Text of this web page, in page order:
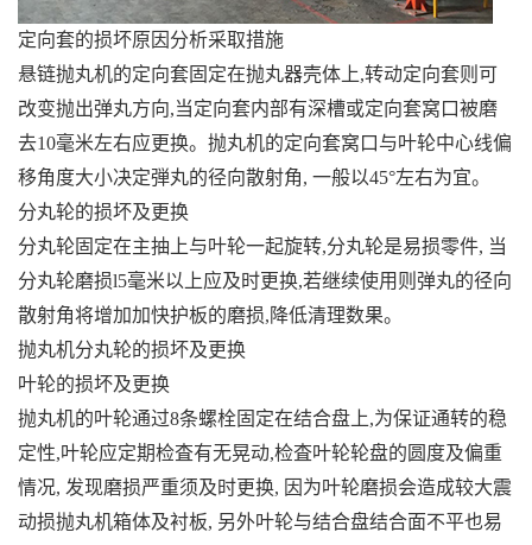
定向套的损坏原因分析采取措施
悬链抛丸机的定向套固定在抛丸器壳体上,转动定向套则可
改变抛出弹丸方向,当定向套内部有深槽或定向套窝口被磨
去10毫米左右应更换。抛丸机的定向套窝口与叶轮中心线偏
移角度大小决定弾丸的径向散射角, 一般以45°左右为宜。
分丸轮的损坏及更换
分丸轮固定在主抽上与叶轮一起旋转,分丸轮是易损零件, 当
分丸轮磨损l5毫米以上应及时更换,若继续使用则弹丸的径向
散射角将增加加快护板的磨损,降低清理数果。
抛丸机分丸轮的损坏及更换
叶轮的损坏及更换
抛丸机的叶轮通过8条螺栓固定在结合盘上,为保证通转的稳
定性,叶轮应定期检査有无晃动,检査叶轮轮盘的圆度及偏重
情况, 发现磨损严重须及时更换, 因为叶轮磨损会造成较大震
动损抛丸机箱体及衬板, 另外叶轮与结合盘结合面不平也易